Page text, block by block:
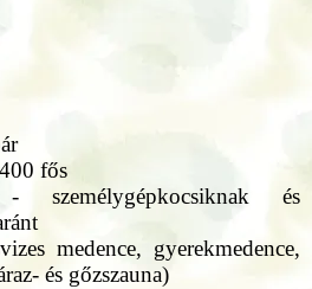
fős
és
medence, gyerekmedence,
és gőzszauna)